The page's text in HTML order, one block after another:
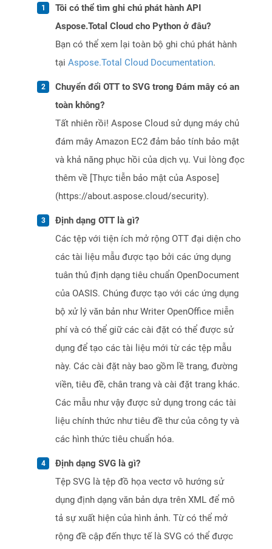
Tôi có thể tìm ghi chú phát hành API
Aspose.Total Cloud cho Python ở đâu?
Bạn có thể xem lại toàn bộ ghi chú phát hành
tại Aspose.Total Cloud Documentation.
Chuyển đổi OTT to SVG trong Đám mây có an
toàn không?
Tất nhiên rồi! Aspose Cloud sử dụng máy chủ
đám mây Amazon EC2 đảm bảo tính bảo mật
và khả năng phục hồi của dịch vụ. Vui lòng đọc
thêm về [Thực tiễn bảo mật của Aspose]
(https://about.aspose.cloud/security).
Định dạng OTT là gì?
Các tệp với tiện ích mở rộng OTT đại diện cho
các tài liệu mẫu được tạo bởi các ứng dụng
tuân thủ định dạng tiêu chuẩn OpenDocument
của OASIS. Chúng được tạo với các ứng dụng
bộ xử lý văn bản như Writer OpenOffice miễn
phí và có thể giữ các cài đặt có thể được sử
dụng để tạo các tài liệu mới từ các tệp mẫu
này. Các cài đặt này bao gồm lề trang, đường
viền, tiêu đề, chân trang và cài đặt trang khác.
Các mẫu như vậy được sử dụng trong các tài
liệu chính thức như tiêu đề thư của công ty và
các hình thức tiêu chuẩn hóa.
Định dạng SVG là gì?
Tệp SVG là tệp đồ họa vectơ vô hướng sử
dụng định dạng văn bản dựa trên XML để mô
tả sự xuất hiện của hình ảnh. Từ có thể mở
rộng đề cập đến thực tế là SVG có thể được